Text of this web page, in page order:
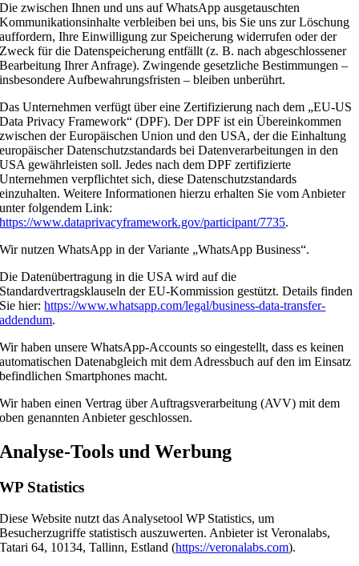
Die zwischen Ihnen und uns auf WhatsApp ausgetauschten
Kommunikationsinhalte verbleiben bei uns, bis Sie uns zur Löschung
auffordern, Ihre Einwilligung zur Speicherung widerrufen oder der
Zweck für die Datenspeicherung entfällt (z. B. nach abgeschlossener
Bearbeitung Ihrer Anfrage). Zwingende gesetzliche Bestimmungen –
insbesondere Aufbewahrungsfristen – bleiben unberührt.
Das Unternehmen verfügt über eine Zertifizierung nach dem „EU-US
Data Privacy Framework“ (DPF). Der DPF ist ein Übereinkommen
zwischen der Europäischen Union und den USA, der die Einhaltung
europäischer Datenschutzstandards bei Datenverarbeitungen in den
USA gewährleisten soll. Jedes nach dem DPF zertifizierte
Unternehmen verpflichtet sich, diese Datenschutzstandards
einzuhalten. Weitere Informationen hierzu erhalten Sie vom Anbieter
unter folgendem Link:
https://www.dataprivacyframework.gov/participant/7735.
Wir nutzen WhatsApp in der Variante „WhatsApp Business“.
Die Datenübertragung in die USA wird auf die
Standardvertragsklauseln der EU-Kommission gestützt. Details finden
Sie hier:https://www.whatsapp.com/legal/business-data-transfer-
addendum.
Wir haben unsere WhatsApp-Accounts so eingestellt, dass es keinen
automatischen Datenabgleich mit dem Adressbuch auf den im Einsatz
befindlichen Smartphones macht.
Wir haben einen Vertrag über Auftragsverarbeitung (AVV) mit dem
oben genannten Anbieter geschlossen.
Analyse-Tools und Werbung
WP Statistics
Diese Website nutzt das Analysetool WP Statistics, um
Besucherzugriffe statistisch auszuwerten. Anbieter ist Veronalabs,
Tatari 64, 10134, Tallinn, Estland (https://veronalabs.com).